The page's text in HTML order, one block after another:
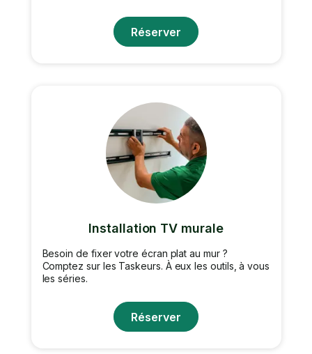
Réserver
Installation TV murale
Besoin de fixer votre écran plat au mur ?
Comptez sur les Taskeurs. À eux les outils, à vous
les séries.
Réserver